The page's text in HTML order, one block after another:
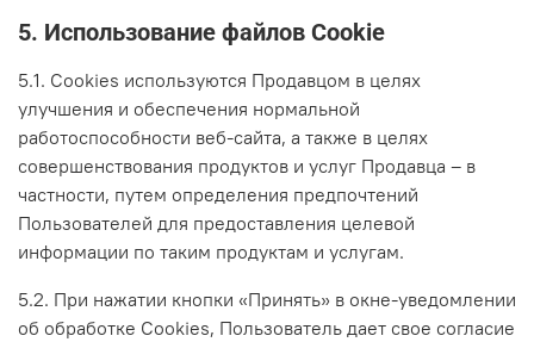
5. Использование файлов Cookie
5.1. Сookies используются Продавцом в целях
улучшения и обеспечения нормальной
работоспособности веб-сайта, а также в целях
совершенствования продуктов и услуг Продавца – в
частности, путем определения предпочтений
Пользователей для предоставления целевой
информации по таким продуктам и услугам.
5.2. При нажатии кнопки «Принять» в окне-уведомлении
об обработке Cookies, Пользователь дает свое согласие